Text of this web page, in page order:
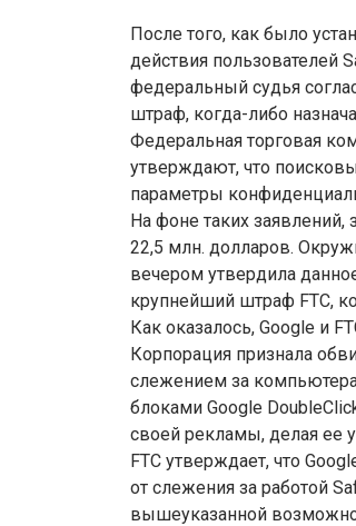
После того, как было
действия пользователей
федеральный судья
штраф, когда-либо
Федеральная торговая
утверждают, что
параметры
На фоне таких
22,5 млн. долларов.
вечером утвердила
крупнейший штраф FTC,
Как оказалось, Google и
Корпорация признала
слежением за
блоками Google
своей рекламы, делая ее
FTC утверждает, что
от слежения за работой
вышеуказанной